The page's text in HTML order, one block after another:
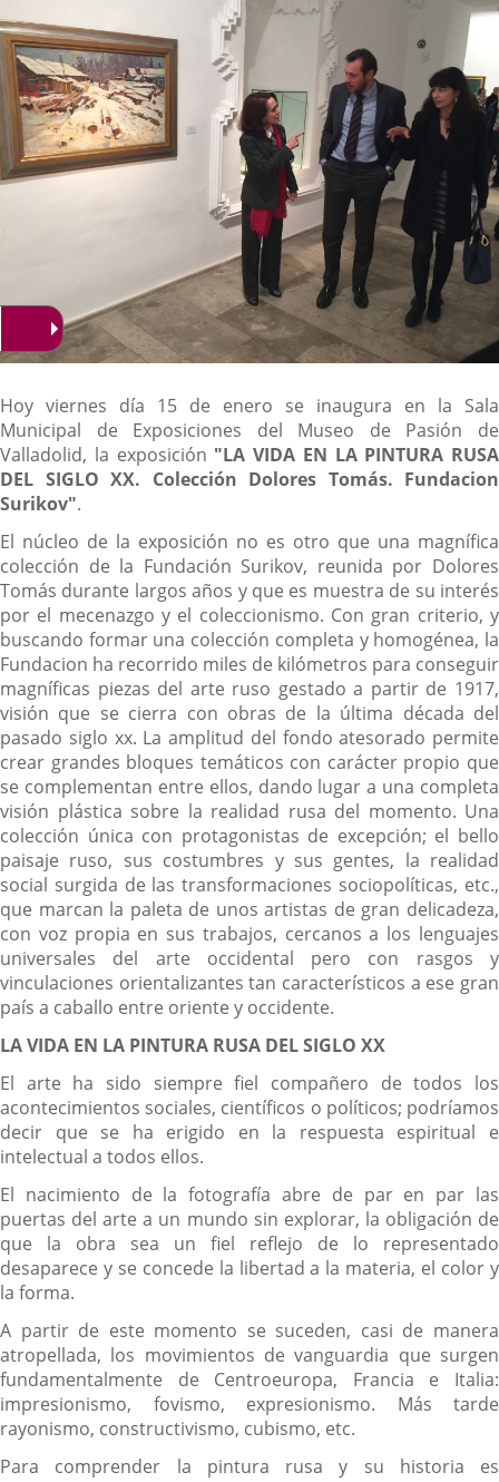
Descripción
Hoy viernes día 15 de enero se inaugura en la Sala
Municipal de Exposiciones del Museo de Pasión de
Valladolid, la exposición "LA VIDA EN LA PINTURA RUSA
DEL SIGLO XX. Colección Dolores Tomás. Fundacion
Surikov".
El núcleo de la exposición no es otro que una magnífica
colección de la Fundación Surikov, reunida por Dolores
Tomás durante largos años y que es muestra de su interés
por el mecenazgo y el coleccionismo. Con gran criterio, y
buscando formar una colección completa y homogénea, la
Fundacion ha recorrido miles de kilómetros para conseguir
magníficas piezas del arte ruso gestado a partir de 1917,
visión que se cierra con obras de la última década del
pasado siglo xx. La amplitud del fondo atesorado permite
crear grandes bloques temáticos con carácter propio que
se complementan entre ellos, dando lugar a una completa
visión plástica sobre la realidad rusa del momento. Una
colección única con protagonistas de excepción; el bello
paisaje ruso, sus costumbres y sus gentes, la realidad
social surgida de las transformaciones sociopolíticas, etc.,
que marcan la paleta de unos artistas de gran delicadeza,
con voz propia en sus trabajos, cercanos a los lenguajes
universales del arte occidental pero con rasgos y
vinculaciones orientalizantes tan característicos a ese gran
país a caballo entre oriente y occidente.
LA VIDA EN LA PINTURA RUSA DEL SIGLO XX
El arte ha sido siempre fiel compañero de todos los
acontecimientos sociales, científicos o políticos; podríamos
decir que se ha erigido en la respuesta espiritual e
intelectual a todos ellos.
El nacimiento de la fotografía abre de par en par las
puertas del arte a un mundo sin explorar, la obligación de
que la obra sea un fiel reflejo de lo representado
desaparece y se concede la libertad a la materia, el color y
la forma.
A partir de este momento se suceden, casi de manera
atropellada, los movimientos de vanguardia que surgen
fundamentalmente de Centroeuropa, Francia e Italia:
impresionismo, fovismo, expresionismo. Más tarde
rayonismo, constructivismo, cubismo, etc.
Para comprender la pintura rusa y su historia es